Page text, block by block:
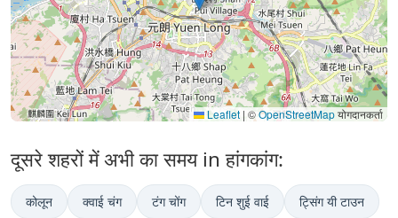
Leaflet | ©OpenStreetMapयोगदानकर्ता
दूसरे शहरों में अभी का समय in हांगकांग:
कोलून क्वाई चंग टंग चोंग टिन शुई वाई ट्सिंग यी टाउन